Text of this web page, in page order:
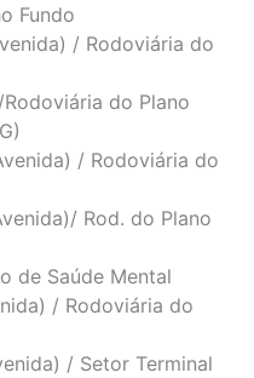
Fundo
/ Rodoviária do
Rodoviária do Plano
/ Rodoviária do
Rod. do Plano
de Saúde Mental
/ Rodoviária do
/ Setor Terminal